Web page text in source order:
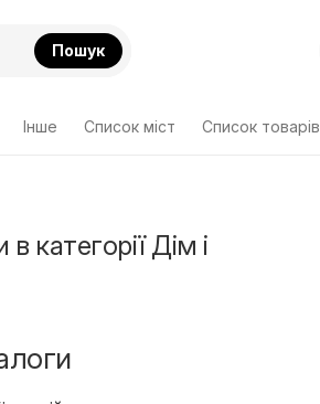
Пошук
Інше Cписок міст Список товарів
категорії Дім і